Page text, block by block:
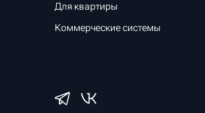
Для квартиры
Коммерческие системы